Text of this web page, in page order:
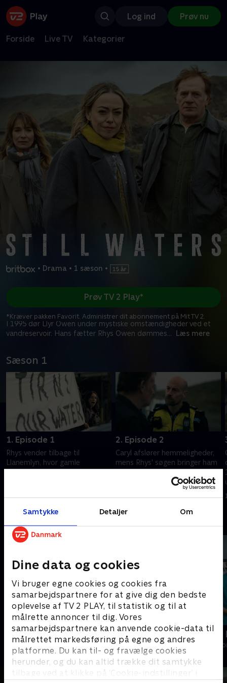
Samtykke Detaljer Om
Dine data og cookies
Vi bruger egne cookies og cookies fra
samarbejdspartnere for at give dig den bedste
oplevelse af TV 2 PLAY, til statistik og til at
målrette annoncer til dig. Vores
samarbejdspartnere kan anvende cookie-data til
målrettet markedsføring på egne og andres
platforme. Du kan til- og fravælge cookies
herunder, og du kan altid trække dit samtykke
tilbage ved at klikke på ’Cookie-indstillinger’ i
Log ind Prøv nu
Forside Live TV Kategorier
• Drama • 1 sæson •
I 1995 dør Llyr Owen under mystiske omstændigheder ved et
vandreservoir. Hans fætter Rhys Owen dømmes... Læs mere
Prøv TV 2 Play*
*Kræver pakken Favorit. Administrer dit abonnement på Mit TV 2.
Sæson 1
1. Episode 1
Rhys vender tilbage til
Llanemlyn, hvor gamle
2. Episode 2
Caryl afslører hemmeligheder,
mens Rhys' søgen bringer ham
12. november 2025 • 47 min
Familier som vores
Drama • 1 sæsoner
Hospitalet i
Drama • 1